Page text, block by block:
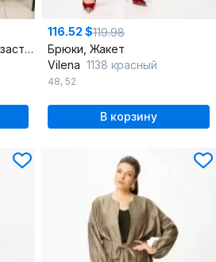
Фиолетовый жакет без застежки и укороченные брюки
116.52 $119.98
Брюки, Жакет
Vilena 1138 красный
48, 52
В корзину